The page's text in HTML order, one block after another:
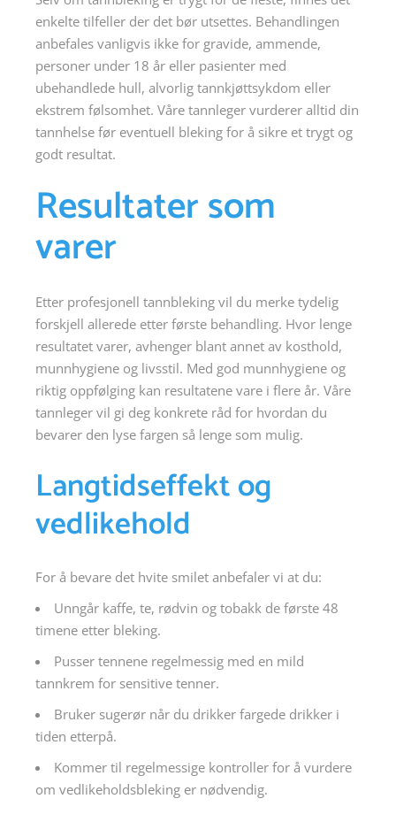
enkelte tilfeller der det bør utsettes. Behandlingen
anbefales vanligvis ikke for gravide, ammende,
personer under 18 år eller pasienter med
ubehandlede hull, alvorlig tannkjøttsykdom eller
ekstrem følsomhet. Våre tannleger vurderer alltid din
tannhelse før eventuell bleking for å sikre et trygt og
godt resultat.
Resultater som
varer
Etter profesjonell tannbleking vil du merke tydelig
forskjell allerede etter første behandling. Hvor lenge
resultatet varer, avhenger blant annet av kosthold,
munnhygiene og livsstil. Med god munnhygiene og
riktig oppfølging kan resultatene vare i flere år. Våre
tannleger vil gi deg konkrete råd for hvordan du
bevarer den lyse fargen så lenge som mulig.
Langtidseffekt og
vedlikehold
For å bevare det hvite smilet anbefaler vi at du:
Unngår kaffe, te, rødvin og tobakk de første 48
timene etter bleking.
Pusser tennene regelmessig med en mild
tannkrem for sensitive tenner.
Bruker sugerør når du drikker fargede drikker i
tiden etterpå.
Kommer til regelmessige kontroller for å vurdere
om vedlikeholdsbleking er nødvendig.